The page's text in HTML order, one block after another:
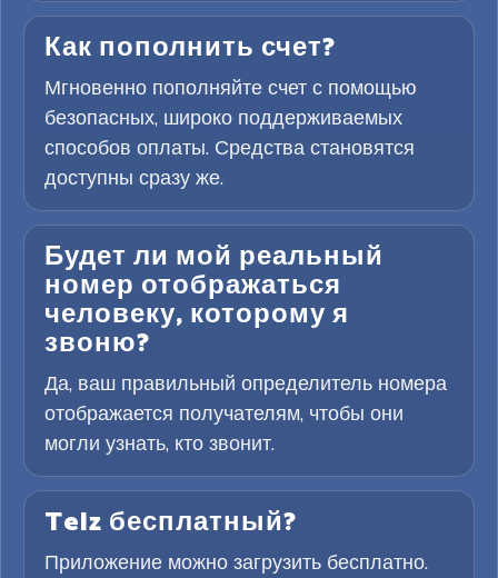
Как пополнить счет?
Мгновенно пополняйте счет с помощью
безопасных, широко поддерживаемых
способов оплаты. Средства становятся
доступны сразу же.
Будет ли мой реальный
номер отображаться
человеку, которому я
звоню?
Да, ваш правильный определитель номера
отображается получателям, чтобы они
могли узнать, кто звонит.
Telz бесплатный?
Приложение можно загрузить бесплатно.